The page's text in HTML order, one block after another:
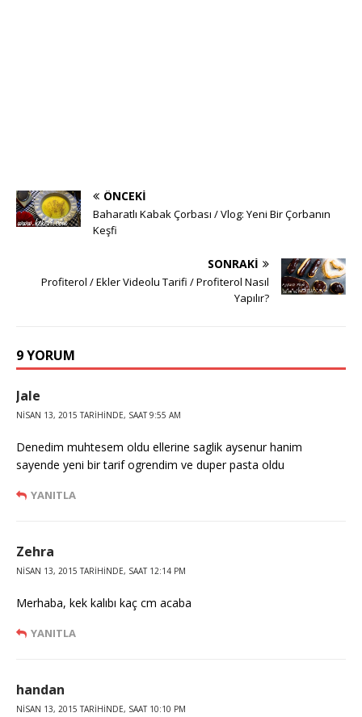
ÖNCEKI
Baharatlı Kabak Çorbası / Vlog: Yeni Bir Çorbanın
Keşfi
SONRAKI
Profiterol / Ekler Videolu Tarifi / Profiterol Nasıl
Yapılır?
9 YORUM
Jale
NISAN 13, 2015 TARIHINDE, SAAT 9:55 AM
Denedim muhtesem oldu ellerine saglik aysenur hanim
sayende yeni bir tarif ogrendim ve duper pasta oldu
YANITLA
Zehra
NISAN 13, 2015 TARIHINDE, SAAT 12:14 PM
Merhaba, kek kalıbı kaç cm acaba
YANITLA
handan
NISAN 13, 2015 TARIHINDE, SAAT 10:10 PM